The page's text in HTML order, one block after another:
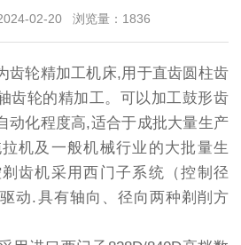
02-20 浏览量：1836
齿轮精加工机床,用于直齿圆柱齿
齿轮的精加工。可以加工鼓形齿
动化程度高,适合于成批大量生产
机及一般机械行业的大批量生
齿机采用西门子系统（控制径
动.具有轴向、径向两种剃削方